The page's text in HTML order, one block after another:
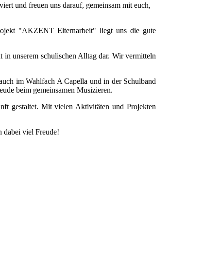
und freuen uns darauf, gemeinsam mit euch,
"AKZENT Elternarbeit" liegt uns die gute
unserem schulischen Alltag dar. Wir vermitteln
im Wahlfach A Capella und in der Schulband
beim gemeinsamen Musizieren.
gestaltet. Mit vielen Aktivitäten und Projekten
dabei viel Freude!